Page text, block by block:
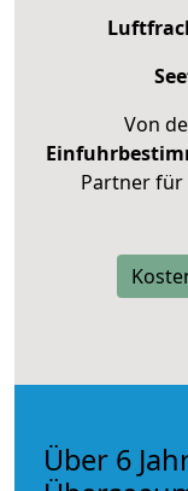
Von
Partner für
Über 6